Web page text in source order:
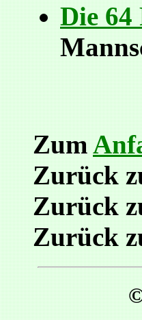
Die 64
Zum
Zurück
Zurück
Zurück